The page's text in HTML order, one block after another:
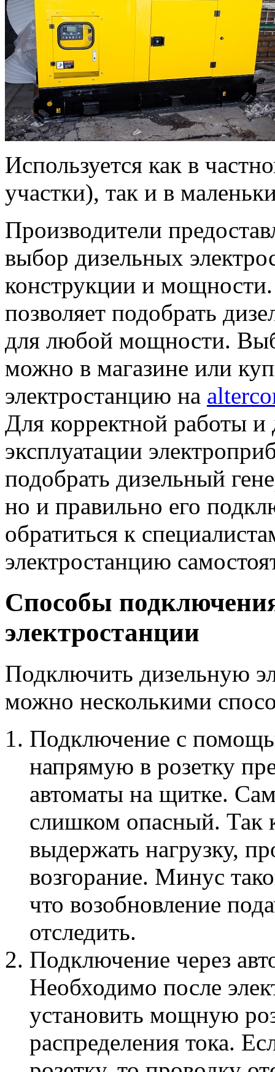
Используется как в
участки), так и в
Производители
выбор дизельных
конструкции и
позволяет подобрать
для любой мощности.
можно в магазине или
электростанцию на
Для корректной работы и
эксплуатации
подобрать дизельный
но и правильно его
обратиться к
электростанцию
Способы
электростанции
Подключить дизельную
можно несколькими
Подключение с
напрямую в розетку
автоматы на щитке.
слишком опасный. Так
выдержать нагрузку,
возгорание. Минус
что возобновление
отследить.
Подключение через
Необходимо после
установить мощную
распределения тока.